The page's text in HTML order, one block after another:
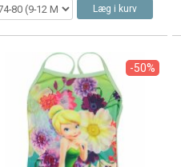
Læg i kurv
-50%